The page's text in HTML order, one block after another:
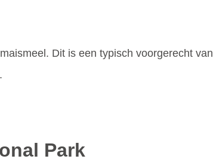
Dit is een typisch voorgerecht
Park